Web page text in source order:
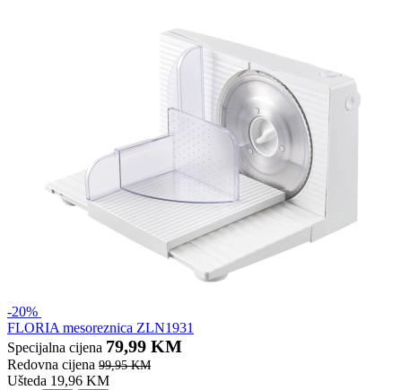
-20%
FLORIA mesoreznica ZLN1931
Specijalna cijena 79,99 KM
Redovna cijena 99,95 KM
Ušteda 19,96 KM